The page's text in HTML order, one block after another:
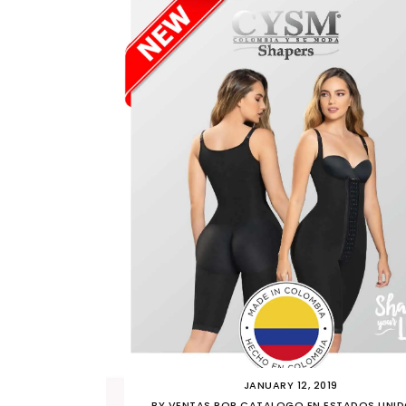
JANUARY 12, 2019